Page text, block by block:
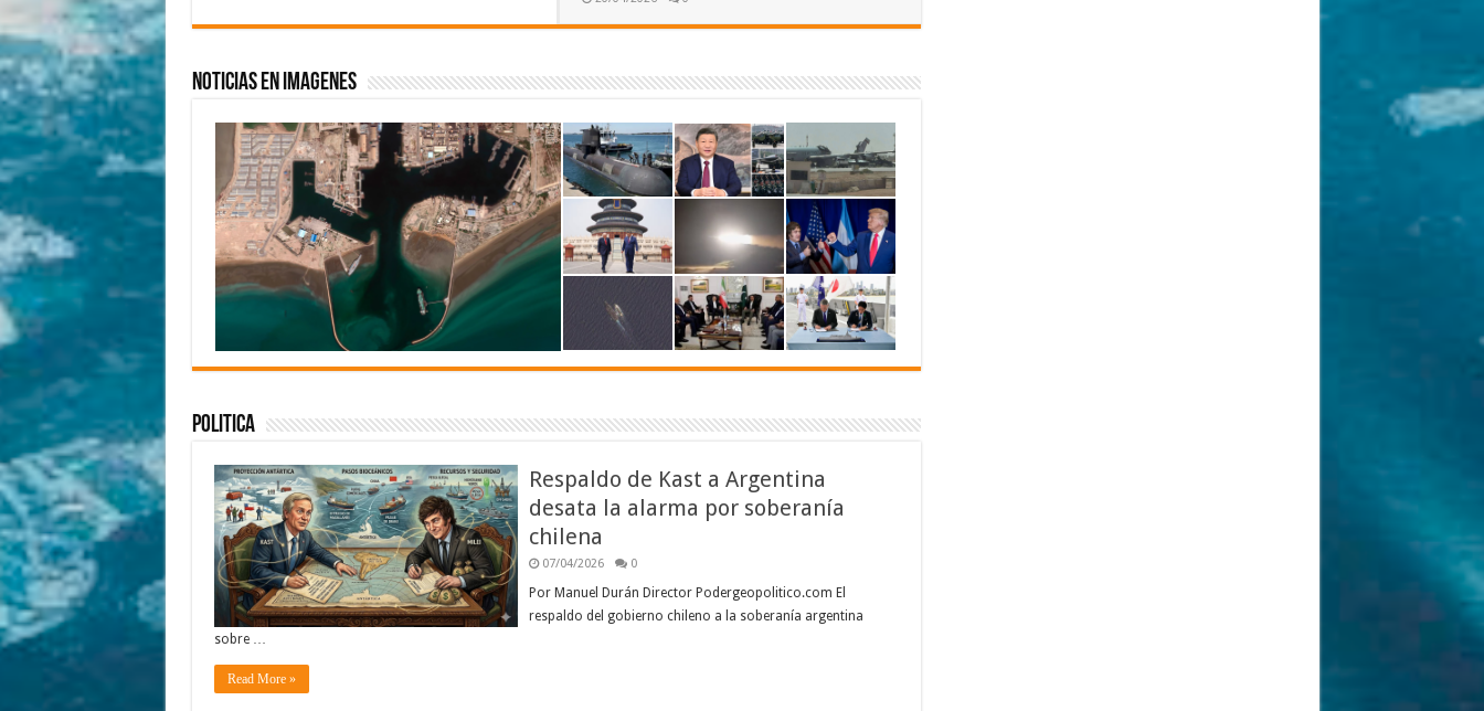
Noticias en imagenes
Politica
Respaldo de Kast a Argentina
desata la alarma por soberanía
chilena
07/04/2026 0
Por Manuel Durán Director Podergeopolitico.com El
respaldo del gobierno chileno a la soberanía argentina
sobre …
Read More »